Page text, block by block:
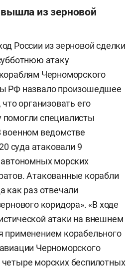
из зерновой
России из зерновой сделки
атаку
Черноморского
РФ назвало произошедшее
организовать его
специалисты
военном ведомстве
суда атаковали 9
морских
Атакованные корабли
как раз отвечали
коридора». «В ходе
атаки на внешнем
применением корабельного
Черноморского
морских беспилотных